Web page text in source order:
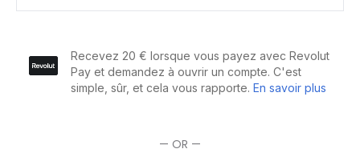
Coloration
permanente
— OR —